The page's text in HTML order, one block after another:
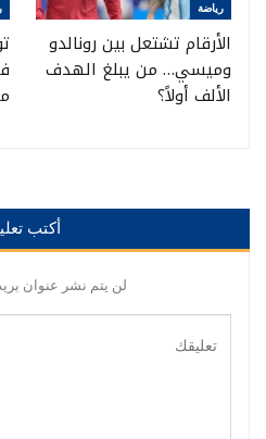
رياضة
الأرقام تشتعل بين رونالدو
وميسي… من يبلغ الهدف
الألف أولاً؟
أكتب
لن يتم نشر عنوان